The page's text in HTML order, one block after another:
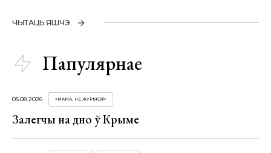
ЧЫТАЦЬ ЯШЧЭ
Папулярнае
05.08.2026 «МАМА, НЕ ЖУРЫСЯ!»
Залегчы на дно ў Крыме